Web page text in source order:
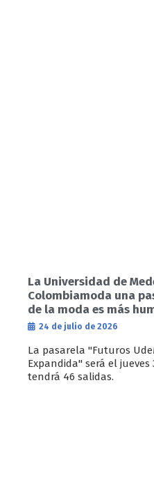
La Universidad de
Colombiamoda una
de la moda es más
24 de julio de 2026
La pasarela "Futuros
Expandida" será el jueves
tendrá 46 salidas.